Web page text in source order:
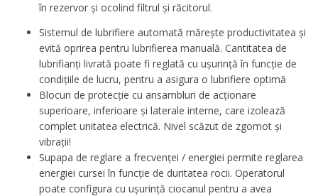
în rezervor și ocolind filtrul și răcitorul.
Sistemul de lubrifiere automată mărește productivitatea și
evită oprirea pentru lubrifierea manuală. Cantitatea de
lubrifianți livrată poate fi reglată cu ușurință în funcție de
condițiile de lucru, pentru a asigura o lubrifiere optimă
Blocuri de protecție cu ansambluri de acționare
superioare, inferioare și laterale interne, care izolează
complet unitatea electrică. Nivel scăzut de zgomot și
vibrații!
Supapa de reglare a frecvenței / energiei permite reglarea
energiei cursei în funcție de duritatea rocii. Operatorul
poate configura cu ușurință ciocanul pentru a avea